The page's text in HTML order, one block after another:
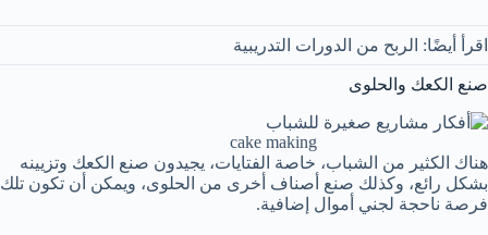
اقرأ أيضًا: الربح من الدورات التدريبية
صنع الكعك والحلوى
cake making
هناك الكثير من الشباب، خاصة الفتايات، يجيدون صنع الكعك وتزيينه
بشكل رائع، وكذلك صنع أصناف أخرى من الحلوى، ويمكن أن تكون تلك
فرصة ناحجة لجني أموال إضافية.